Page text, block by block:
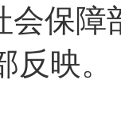
会保障
映。